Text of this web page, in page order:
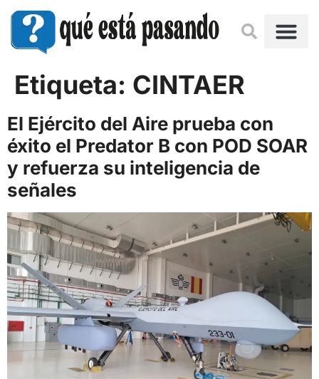
Etiqueta: CINTAER
El Ejército del Aire prueba con
éxito el Predator B con POD SOAR
y refuerza su inteligencia de
señales